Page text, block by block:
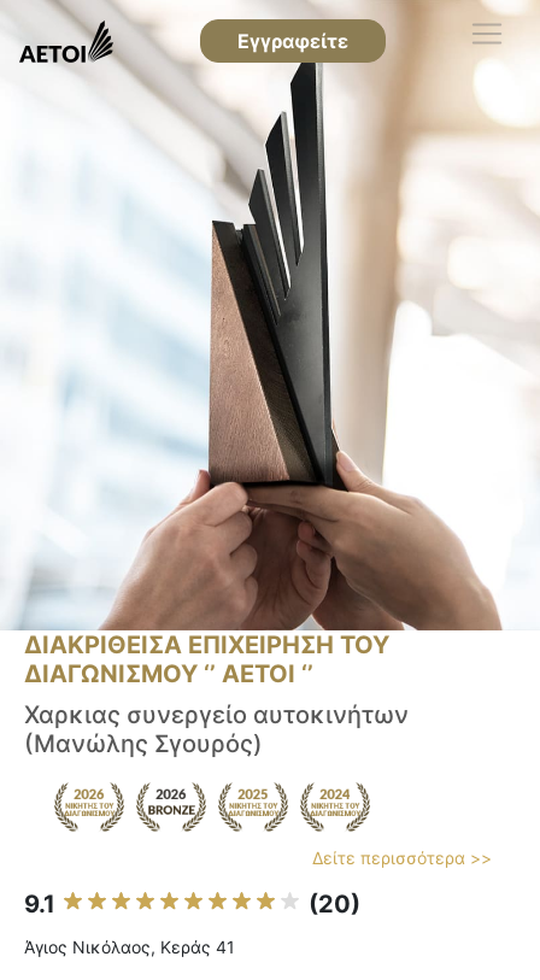
Εγγραφείτε
ΔΙΑΚΡΙΘΕΙΣΑ ΕΠΙΧΕΙΡΗΣΗ ΤΟΥ
ΔΙΑΓΩΝΙΣΜΟΥ ‘’ ΑΕΤΟΙ ‘’
Χαρκιας συνεργείο αυτοκινήτων
(Μανώλης Σγουρός)
Δείτε περισσότερα >>
9.1 (20)
Άγιος Νικόλαος, Κεράς 41